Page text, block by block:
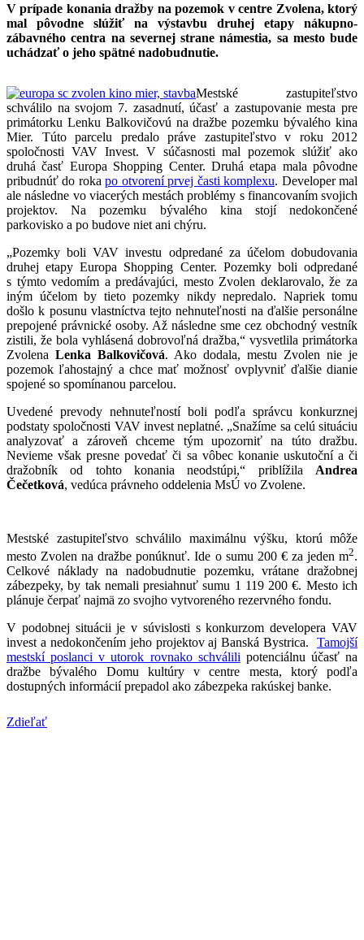
V prípade konania dražby na pozemok v centre Zvolena, ktorý
mal pôvodne slúžiť na výstavbu druhej etapy nákupno-
zábavného centra na severnej strane námestia, sa mesto bude
uchádzať o jeho spätné nadobudnutie.
Mestské zastupiteľstvo
schválilo na svojom 7. zasadnutí, účasť a zastupovanie mesta pre
primátorku Lenku Balkovičovú na dražbe pozemku bývalého kina
Mier. Túto parcelu predalo práve zastupiteľstvo v roku 2012
spoločnosti VAV Invest. V súčasnosti mal pozemok slúžiť ako
druhá časť Europa Shopping Center. Druhá etapa mala pôvodne
pribudnúť do rokapo otvorení prvej časti komplexu. Developer mal
ale následne vo viacerých mestách problémy s financovaním svojich
projektov. Na pozemku bývalého kina stojí nedokončené
parkovisko a po budove niet ani chýru.
„Pozemky boli VAV investu odpredané za účelom dobudovania
druhej etapy Europa Shopping Center. Pozemky boli odpredané
s týmto vedomím a predávajúci, mesto Zvolen deklarovalo, že za
iným účelom by tieto pozemky nikdy nepredalo. Napriek tomu
došlo k posunu vlastníctva tejto nehnuteľnosti na ďalšie personálne
prepojené právnické osoby. Až následne sme cez obchodný vestník
zistili, že bola vyhlásená dobrovoľná dražba,“ vysvetlila primátorka
Zvolena Lenka Balkovičová. Ako dodala, mestu Zvolen nie je
pozemok ľahostajný a chce mať možnosť ovplyvniť ďalšie dianie
spojené so spomínanou parcelou.
Uvedené prevody nehnuteľností boli podľa správcu konkurznej
podstaty spoločnosti VAV invest neplatné. „Snažíme sa celú situáciu
analyzovať a zároveň chceme tým upozorniť na túto dražbu.
Nevieme však presne povedať či sa vôbec konanie uskutoční a či
dražobník od tohto konania neodstúpi,“ priblížila Andrea
Čečetková, vedúca právneho oddelenia MsÚ vo Zvolene.
Mestské zastupiteľstvo schválilo maximálnu výšku, ktorú môže
mesto Zvolen na dražbe ponúknuť. Ide o sumu 200 € za jeden m2.
Celkové náklady na nadobudnutie pozemku, vrátane dražobnej
zábezpeky, by tak nemali presiahnuť sumu 1 119 200 €. Mesto ich
plánuje čerpať najmä zo svojho vytvoreného rezervného fondu.
V podobnej situácii je v súvislosti s konkurzom developera VAV
invest a nedokončením jeho projektov aj Banská Bystrica. Tamojší
mestskí poslanci v utorok rovnako schválili potenciálnu účasť na
dražbe bývalého Domu kultúry v centre mesta, ktorý podľa
dostupných informácií prepadol ako zábezpeka rakúskej banke.
Zdieľať